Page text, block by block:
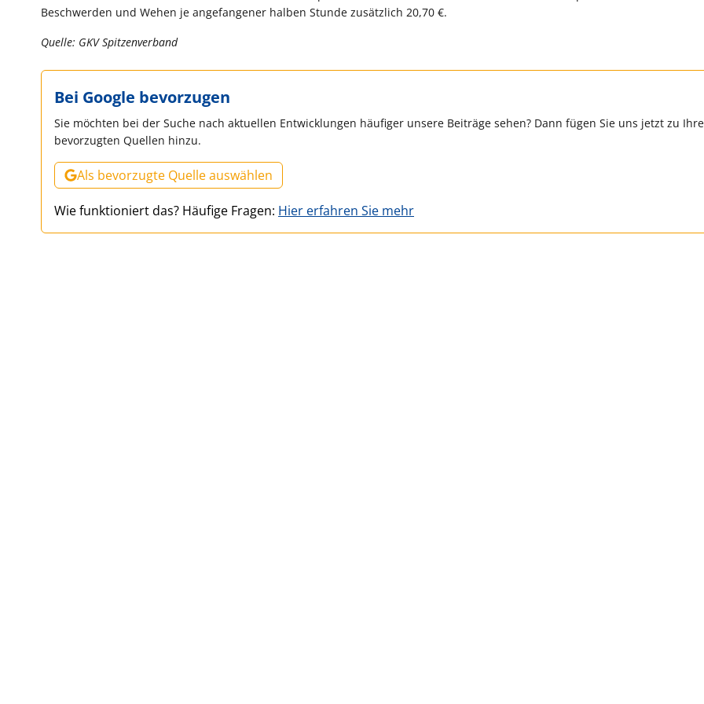
Beschwerden und Wehen je angefangener halben Stunde zusätzlich 20,70 €.
Quelle: GKV Spitzenverband
Bei Google bevorzugen
Sie möchten bei der Suche nach aktuellen Entwicklungen häufiger unsere Beiträge sehen? Dann fügen Sie uns jetzt zu
bevorzugten Quellen hinzu.
Als bevorzugte Quelle auswählen
Wie funktioniert das? Häufige Fragen: Hier erfahren Sie mehr